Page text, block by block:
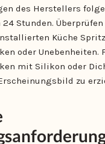
des Herstellers
Stunden.
Küche
oder Unebenheiten.
mit Silikon oder
zu